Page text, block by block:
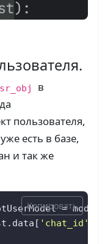
в
пользователя,
уже есть в базе,
и так же
=
'chat_id'
Копировать